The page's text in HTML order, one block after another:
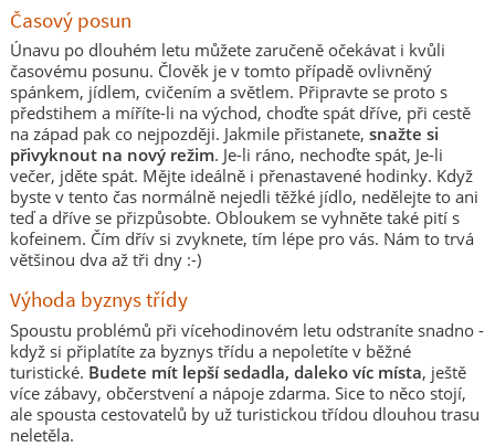
Časový posun
Únavu po dlouhém letu můžete zaručeně očekávat i kvůli
časovému posunu. Člověk je v tomto případě ovlivněný
spánkem, jídlem, cvičením a světlem. Připravte se proto s
předstihem a míříte-li na východ, choďte spát dříve, při cestě
na západ pak co nejpozději. Jakmile přistanete, snažte si
přivyknout na nový režim. Je-li ráno, nechoďte spát, Je-li
večer, jděte spát. Mějte ideálně i přenastavené hodinky. Když
byste v tento čas normálně nejedli těžké jídlo, nedělejte to ani
teď a dříve se přizpůsobte. Obloukem se vyhněte také pití s
kofeinem. Čím dřív si zvyknete, tím lépe pro vás. Nám to trvá
většinou dva až tři dny :-)
Výhoda byznys třídy
Spoustu problémů při vícehodinovém letu odstraníte snadno -
když si připlatíte za byznys třídu a nepoletíte v běžné
turistické. Budete mít lepší sedadla, daleko víc místa, ještě
více zábavy, občerstvení a nápoje zdarma. Sice to něco stojí,
ale spousta cestovatelů by už turistickou třídou dlouhou trasu
neletěla.